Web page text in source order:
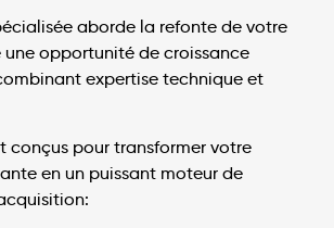
aborde la refonte de votre
opportunité de croissance
expertise technique et
conçus pour transformer votre
en un puissant moteur de